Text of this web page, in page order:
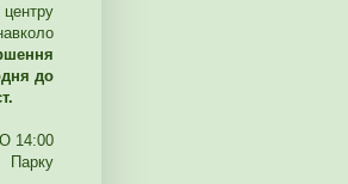
до
14:00
Парку